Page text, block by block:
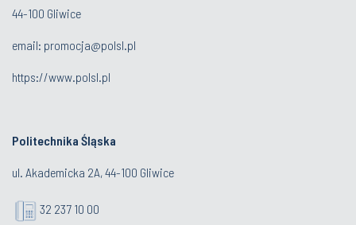
44-100 Gliwice
email: promocja@polsl.pl
https://www.polsl.pl
Politechnika Śląska
ul. Akademicka 2A, 44-100 Gliwice
32 237 10 00